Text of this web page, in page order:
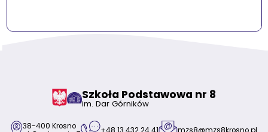
Szkoła Podstawowa nr 8
im. Dar Górników
38-400 Krosno